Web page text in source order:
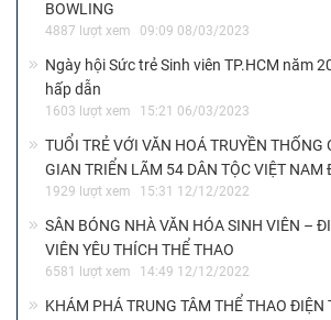
BOWLING
4887 lượt xem 09:09 08/03/2023
Ngày hội Sức trẻ Sinh viên TP.HCM năm
hấp dẫn
1603 lượt xem 15:21 06/03/2023
TUỔI TRẺ VỚI VĂN HOÁ TRUYỀN THỐNG
GIAN TRIỂN LÃM 54 DÂN TỘC VIỆT NAM
1929 lượt xem 15:31 12/12/2022
SÂN BÓNG NHÀ VĂN HÓA SINH VIÊN –
VIÊN YÊU THÍCH THỂ THAO
6581 lượt xem 14:49 12/12/2022
KHÁM PHÁ TRUNG TÂM THỂ THAO ĐIỆN